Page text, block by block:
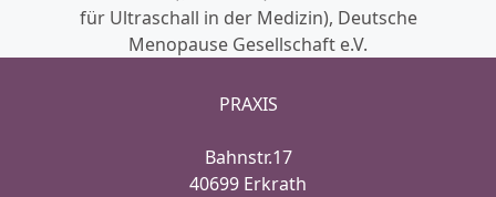
für Ultraschall in der Medizin), Deutsche
Menopause Gesellschaft e.V.
PRAXIS
Bahnstr.17
40699 Erkrath